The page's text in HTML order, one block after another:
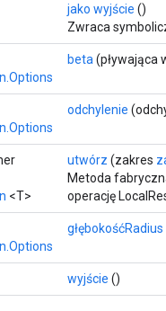
jako wyjście ()
Zwraca
beta (pływająca
odchylenie
<T>
utwórz (zakres
Metoda
operację
głębokośćRadius
wyjście ()